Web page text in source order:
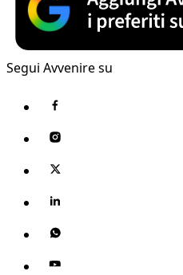
Segui Avvenire su